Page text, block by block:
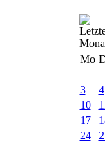
Mo
3
4
10
17
24